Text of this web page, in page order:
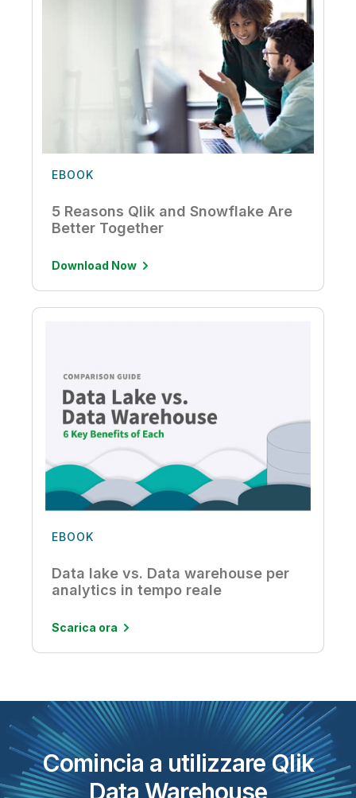
EBOOK
5 Reasons Qlik and Snowflake Are
Better Together
Download Now
EBOOK
Data lake vs. Data warehouse per
analytics in tempo reale
Scarica ora
Comincia a utilizzare Qlik
Data Warehouse